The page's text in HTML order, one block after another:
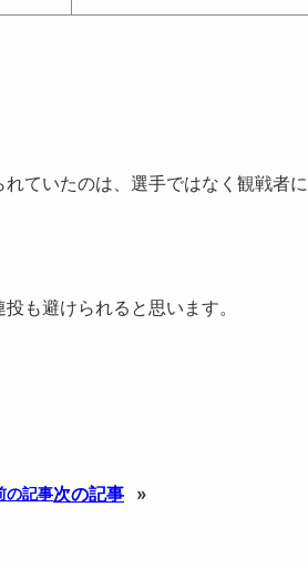
ていたのは、選手ではなく観戦者
も避けられると思います。
の記事次の記事 »